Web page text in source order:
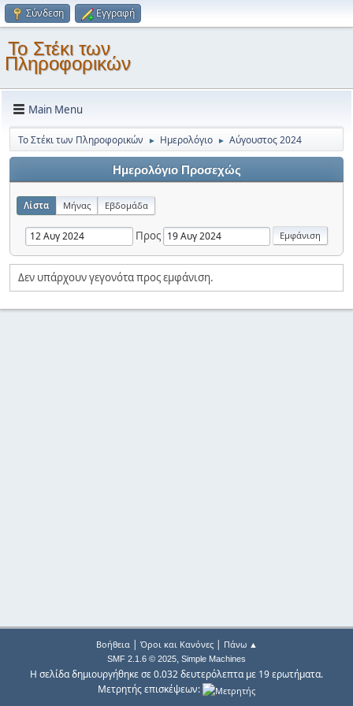
Σύνδεση Εγγραφή
Το Στέκι των
Πληροφορικών
Main Menu
Το Στέκι των Πληροφορικών ► Ημερολόγιο ► Αύγουστος 2024
Ημερολόγιο Προσεχώς
Λίστα Μήνας Εβδομάδα
Προς
Δεν υπάρχουν γεγονότα προς εμφάνιση.
Βοήθεια| Όροι και Κανόνες| Πάνω ▲
SMF 2.1.6 © 2025, Simple Machines
Η σελίδα δημιουργήθηκε σε 0.032 δευτερόλεπτα με 19 ερωτήματα.
Μετρητής επισκέψεων: